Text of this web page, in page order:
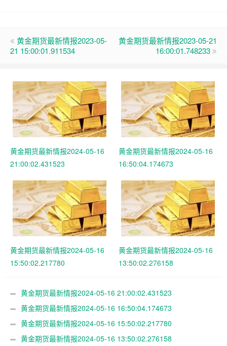
黄金期货最新情报2023-05-
21 15:00:01.911534
黄金期货最新情报2023-05-21
16:00:01.748233
黄金期货最新情报2024-05-16
21:00:02.431523
黄金期货最新情报2024-05-16
16:50:04.174673
黄金期货最新情报2024-05-16
15:50:02.217780
黄金期货最新情报2024-05-16
13:50:02.276158
黄金期货最新情报2024-05-16 21:00:02.431523
黄金期货最新情报2024-05-16 16:50:04.174673
黄金期货最新情报2024-05-16 15:50:02.217780
黄金期货最新情报2024-05-16 13:50:02.276158